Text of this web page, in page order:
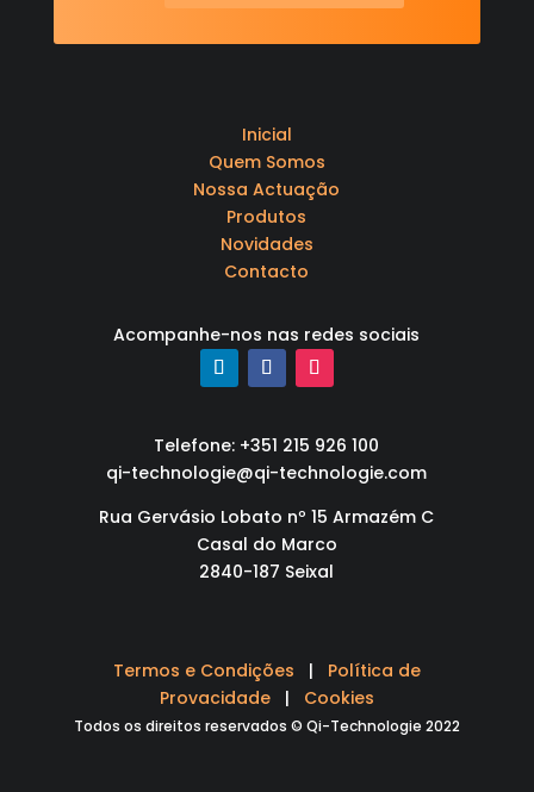
Inicial
Quem Somos
Nossa Actuação
Produtos
Novidades
Contacto
Acompanhe-nos nas redes sociais
Telefone: +351 215 926 100
qi-technologie@qi-technologie.com
Rua Gervásio Lobato nº 15 Armazém C
Casal do Marco
2840-187 Seixal
Termos e Condições | Política de
Provacidade| Cookies
Todos os direitos reservados © Qi-Technologie 2022